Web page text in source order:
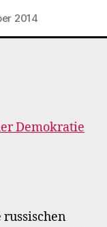
2014
Demokratie
russischen